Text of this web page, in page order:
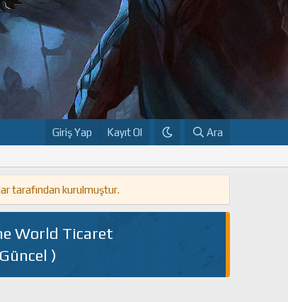
Giriş Yap Kayıt Ol Ara
tarafından kurulmuştur.
World Ticaret
)